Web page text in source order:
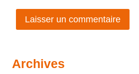
Archives